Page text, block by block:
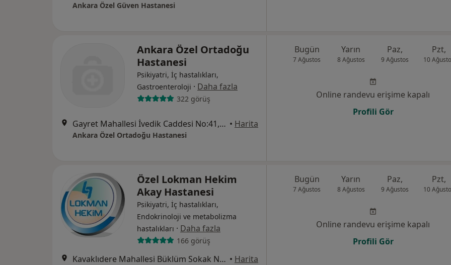
Ankara Özel Güven Hastanesi
Ankara Özel Ortadoğu
Hastanesi
Psikiyatri, İç hastalıkları,
Gastroenteroloji · Daha fazla
322 görüş
Gayret Mahallesi İvedik Caddesi No:41, Yenimahalle • Harita
Ankara Özel Ortadoğu Hastanesi
Bugün
7 Ağustos
Yarın
8 Ağustos
Paz,
9 Ağustos
Pzt,
10
Online randevu erişime kapalı
Profili Gör
Özel Lokman Hekim
Akay Hastanesi
Psikiyatri, İç hastalıkları,
Endokrinoloji ve metabolizma
hastalıkları · Daha fazla
166 görüş
Kavaklıdere Mahallesi Büklüm Sokak No:4, Çankaya • Harita
Bugün
7 Ağustos
Yarın
8 Ağustos
Paz,
9 Ağustos
Pzt,
10
Online randevu erişime kapalı
Profili Gör